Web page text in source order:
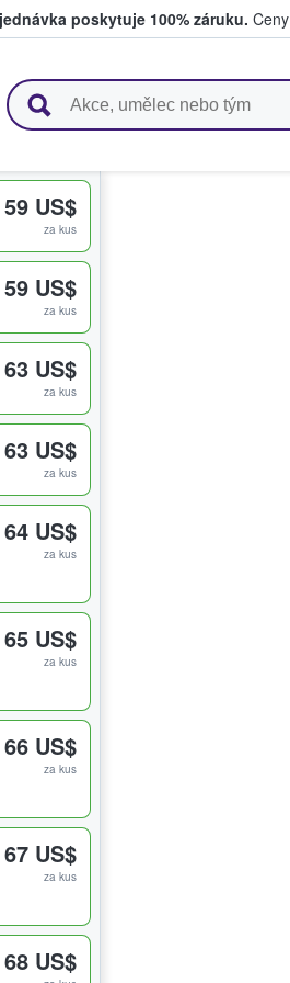
poskytuje 100% záruku.
vstupenky
59 US$
za kus
59 US$
za kus
63 US$
za kus
63 US$
za kus
64 US$
za kus
65 US$
za kus
66 US$
za kus
67 US$
za kus
68 US$